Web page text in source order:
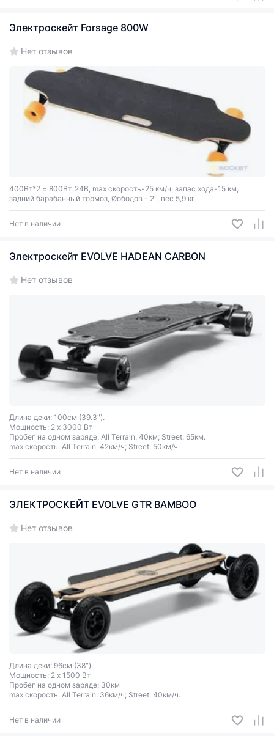
Электроскейт Forsage 800W
Нет отзывов
400Вт*2 = 800Вт, 24В, max скорость-25 км/ч, запас хода-15 км,
задний барабанный тормоз, Øободов - 2'', вес 5,9 кг
Нет в наличии
Электроскейт EVOLVE HADEAN CARBON
Нет отзывов
Длина деки: 100см (39.3").
Мощность: 2 x 3000 Вт
Пробег на одном заряде: All Terrain: 40км; Street: 65км.
max скорость: All Terrain: 42км/ч; Street: 50км/ч.
Нет в наличии
ЭЛЕКТРОСКЕЙТ EVOLVE GTR BAMBOO
Нет отзывов
Длина деки: 96см (38").
Мощность: 2 x 1500 Вт
Пробег на одном заряде: 30км
max скорость: All Terrain: 36км/ч; Street: 40км/ч.
Нет в наличии